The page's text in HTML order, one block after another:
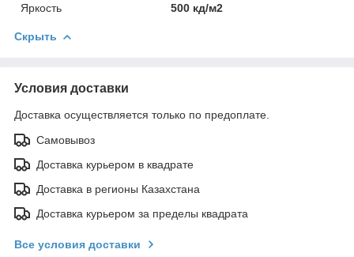
Яркость
500 кд/м2
Скрыть
Условия доставки
Доставка осуществляется только по предоплате.
Самовывоз
Доставка курьером в квадрате
Доставка в регионы Казахстана
Доставка курьером за пределы квадрата
Все условия доставки